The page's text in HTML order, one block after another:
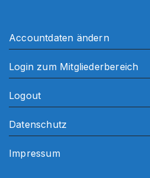
Accountdaten ändern
Login zum Mitgliederbereich
Logout
Datenschutz
Impressum